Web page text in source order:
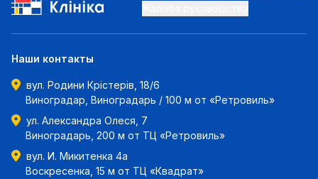
Наши контакты
вул. Родини Крістерів, 18/6
Виноградар, Виноградарь / 100 м от «Ретровиль»
ул. Александра Олеся, 7
Виноградарь, 200 м от ТЦ «Ретровиль»
вул. И. Микитенка 4а
Воскресенка, 15 м от ТЦ «Квадрат»